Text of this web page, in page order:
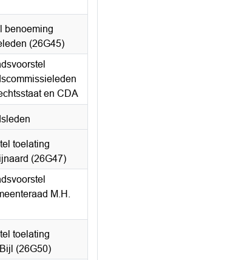
benoeming
(26G45)
en CDA
toelating
(26G47)
M.H.
toelating
(26G50)